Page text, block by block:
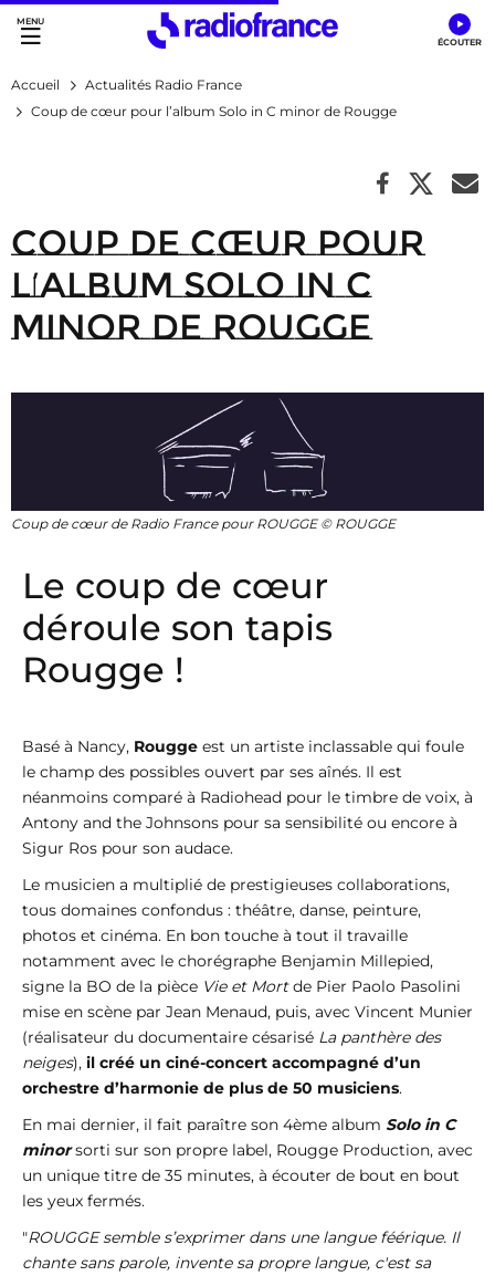
Accès direct :
Menu principal
Contenu
Accueil
Actualités Radio France
Coup de cœur pour l’album Solo in C minor de Rougge
Coup de cœur pour
l’album Solo in C
minor de Rougge
Coup de cœur de Radio France pour ROUGGE © ROUGGE
Le coup de cœur
déroule son tapis
Rougge !
Basé à Nancy, Rougge est un artiste inclassable qui foule
le champ des possibles ouvert par ses aînés. Il est
néanmoins comparé à Radiohead pour le timbre de voix, à
Antony and the Johnsons pour sa sensibilité ou encore à
Sigur Ros pour son audace.
Le musicien a multiplié de prestigieuses collaborations,
tous domaines confondus : théâtre, danse, peinture,
photos et cinéma. En bon touche à tout il travaille
notamment avec le chorégraphe Benjamin Millepied,
signe la BO de la pièce Vie et Mortde Pier Paolo Pasolini
mise en scène par Jean Menaud, puis, avec Vincent Munier
(réalisateur du documentaire césarisé La panthère des
neiges), il créé un ciné-concert accompagné d’un
orchestre d’harmonie de plus de 50 musiciens.
En mai dernier, il fait paraître son 4ème album Solo in C
minorsorti sur son propre label, Rougge Production, avec
un unique titre de 35 minutes, à écouter de bout en bout
les yeux fermés.
"ROUGGE semble s’exprimer dans une langue féérique. Il
chante sans parole, invente sa propre langue, c'est sa